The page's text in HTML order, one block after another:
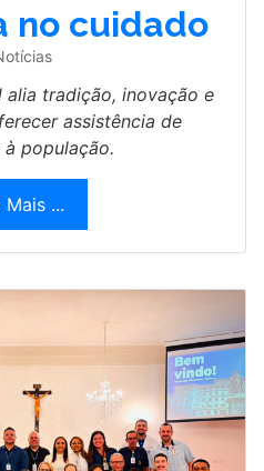
no cuidado
alia tradição, inovação e
assistência de
população.
Mais ...